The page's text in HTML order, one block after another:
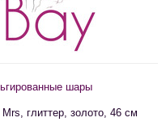
шары
глиттер, золото, 46 см